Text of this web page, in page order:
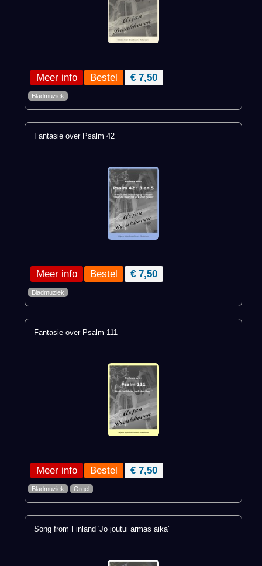
Meer info € 7,50
Bladmuziek
Fantasie over Psalm 42
Meer info € 7,50
Bladmuziek
Fantasie over Psalm 111
Meer info € 7,50
Bladmuziek Orgel
Song from Finland 'Jo joutui armas aika'